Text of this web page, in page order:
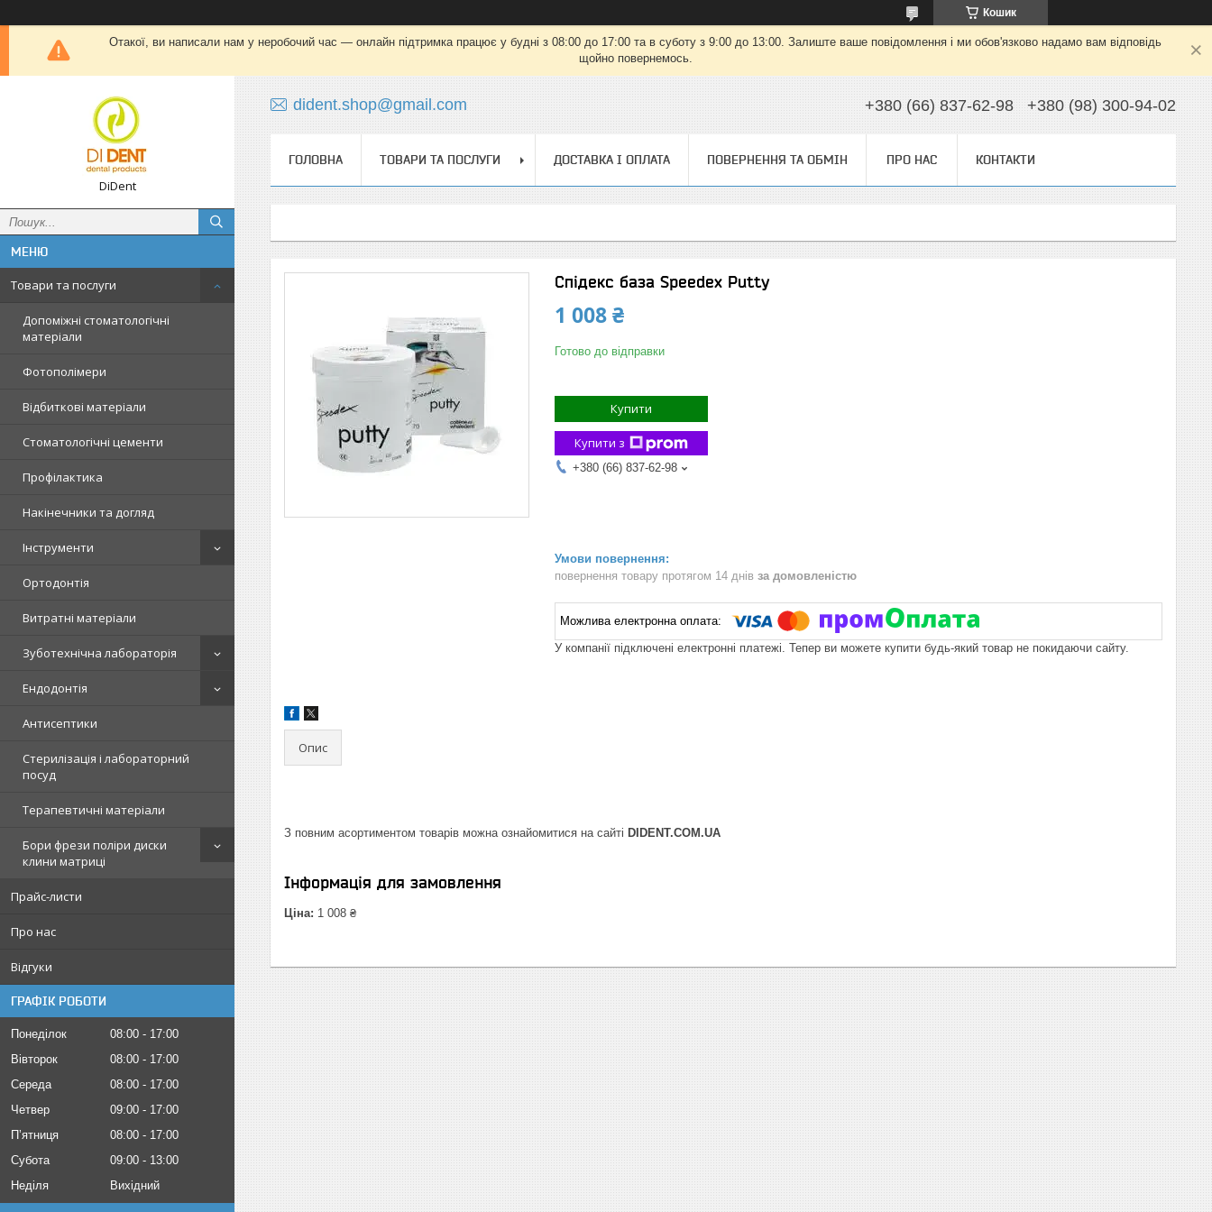
Кошик
Отакої, ви написали нам у неробочий час — онлайн підтримка працює у будні з 08:00 до 17:00 та в суботу з 9:00 до 13:00. Залиште ваше повідомлення і ми обов'язково надамо вам відповідь
щойно повернемось.
DiDent
Товари та послуги
Допоміжні стоматологічні
матеріали
Фотополімери
Відбиткові матеріали
Стоматологічні цементи
Профілактика
Накінечники та догляд
Інструменти
Ортодонтія
Витратні матеріали
Зуботехнічна лабораторія
Ендодонтія
Антисептики
Стерилізація і лабораторний
посуд
Терапевтичні матеріали
Бори фрези поліри диски
клини матриці
Прайс-листи
Про нас
Відгуки
ГРАФІК РОБОТИ
Понеділок 08:00
17:00
Вівторок
08:00
17:00
Середа
08:00
17:00
Четвер
09:00
17:00
Пʼятниця
08:00
17:00
Субота
09:00
13:00
Неділя
Вихідний
dident.shop@gmail.com +380 (66) 837-62-98 +380 (98) 300-94-02
ГОЛОВНА ТОВАРИ ТА ПОСЛУГИ ДОСТАВКА І ОПЛАТА ПОВЕРНЕННЯ ТА ОБМІН ПРО НАС КОНТАКТИ
Спідекс база Speedex Putty
1 008 ₴
Готово до відправки
Купити
Купити з
+380 (66) 837-62-98
повернення товару протягом 14 днів за домовленістю
У компанії підключені електронні платежі. Тепер ви можете купити будь-який товар не покидаючи сайту.
Опис
З повним асортиментом товарів можна ознайомитися на сайті DIDENT.COM.UA
Інформація для замовлення
Ціна: 1 008 ₴